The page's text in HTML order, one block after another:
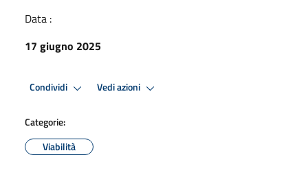
Data :
17 giugno 2025
Condividi Vedi azioni
Categorie:
Viabilità